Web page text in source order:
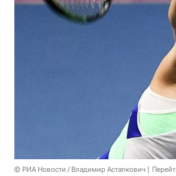
© РИА Новости / Владимир Астапкович